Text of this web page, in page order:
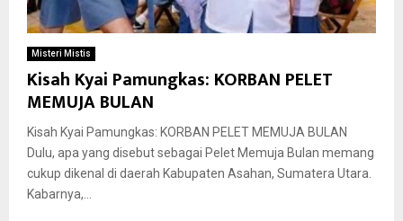
Misteri Mistis
Kisah Kyai Pamungkas: KORBAN PELET
MEMUJA BULAN
Kisah Kyai Pamungkas: KORBAN PELET MEMUJA BULAN
Dulu, apa yang disebut sebagai Pelet Memuja Bulan memang
cukup dikenal di daerah Kabupaten Asahan, Sumatera Utara.
Kabarnya,...